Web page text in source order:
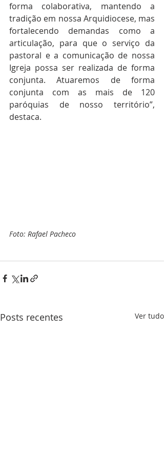
forma colaborativa, mantendo a
tradição em nossa Arquidiocese, mas
fortalecendo demandas como a
articulação, para que o serviço da
pastoral e a comunicação de nossa
Igreja possa ser realizada de forma
conjunta. Atuaremos de forma
conjunta com as mais de 120
paróquias de nosso território”,
destaca.
Foto: Rafael Pacheco
Posts recentes Ver tudo